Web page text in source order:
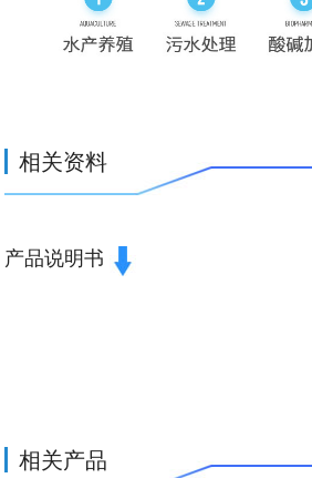
相关资料
产品说明书
相关产品